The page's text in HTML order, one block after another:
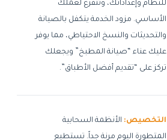
للنظام وإعداداتك، وتتفرغ لعملك
الأساسي. مزود الخدمة يتكفل بالصيانة
والتحديثات والنسخ الاحتياطي، مما يوفر
عليك عناء “صيانة المطبخ” ويجعلك
تركز على “تقديم أفضل الأطباق”.
التخصيص: الأنظمة السحابية
المتطورة اليوم مرنة جداً. تستطيع